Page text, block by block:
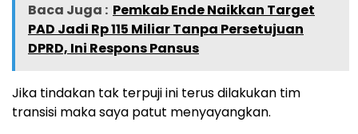
Baca Juga : Pemkab Ende Naikkan Target
PAD Jadi Rp 115 Miliar Tanpa Persetujuan
DPRD, Ini Respons Pansus
Jika tindakan tak terpuji ini terus dilakukan tim
transisi maka saya patut menyayangkan.